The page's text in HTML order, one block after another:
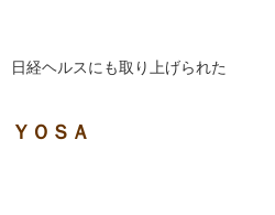
日経ヘルスにも取り上げられた
ＹＯＳＡ